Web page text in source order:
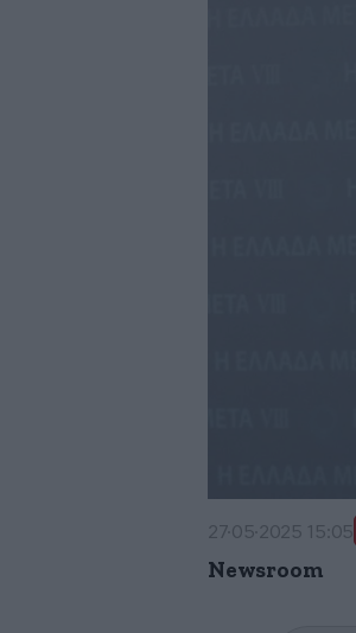
27·05·2025 15:05
Newsroom